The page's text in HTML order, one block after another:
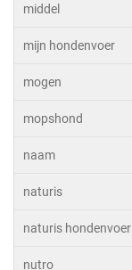
middel
mijn hondenvoer
mogen
mopshond
naam
naturis
naturis hondenvoer
nutro